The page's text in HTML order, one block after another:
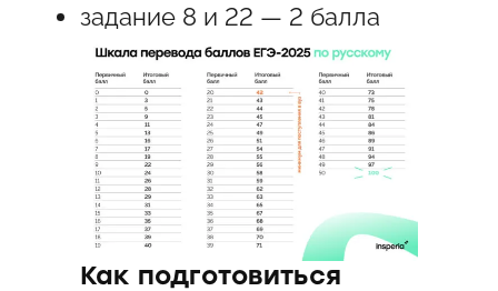
задание 8 и 22 — 2 балла
Как подготовиться